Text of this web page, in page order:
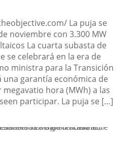
La puja se
noviembre con 3.300 MW
La cuarta subasta de
se celebrará en la era de
ministra para la Transición
una garantía económica de
hora (MWh) a las
participar. La puja se […]